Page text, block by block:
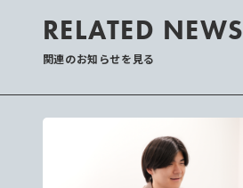
RELATED NEWS
関連のお知らせを見る